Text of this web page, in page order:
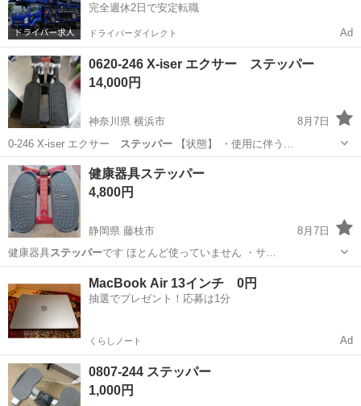
完全週休2日で安定転職
ドライバーダイレクト Ad
0620-246 X-iser エクサー ステッパー
14,000円
神奈川県 横浜市
8月7日
0-246 X-iser エクサー
ステッパー 【状態】 ・使用に伴う…
神奈川 横浜市 フィットネス、トレーニング
健康器具ステッパー
4,800円
静岡県 藤枝市
8月7日
健康器具ステッパー です ほとんど使っていません ・サ…
フィットネス、トレーニング
MacBook Air 13インチ 0円
抽選でプレゼント！応募は1分
くらしノート Ad
0807-244 ステッパー
1,000円